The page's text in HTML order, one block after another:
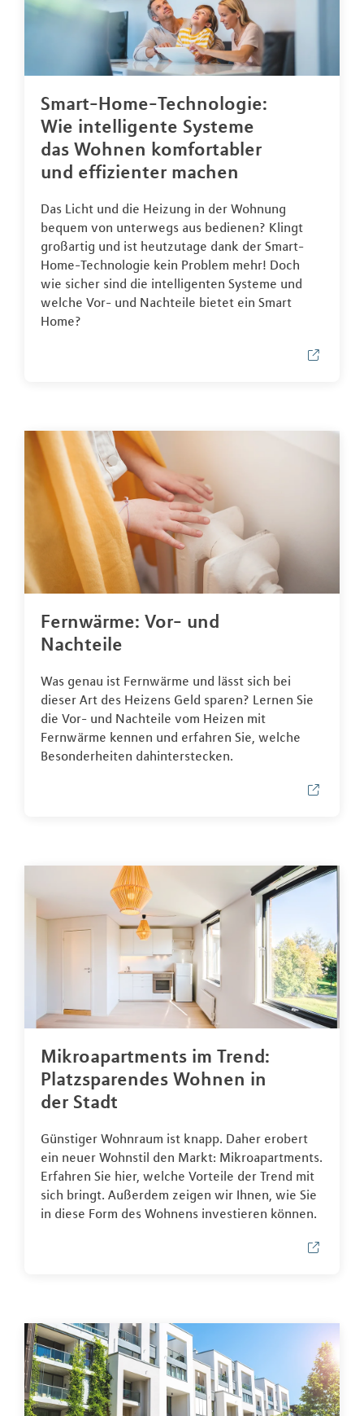
Smart-Home-Technologie:
Wie intelligente Systeme
das Wohnen komfortabler
und effizienter machen
Das Licht und die Heizung in der Wohnung
bequem von unterwegs aus bedienen? Klingt
großartig und ist heutzutage dank der Smart-
Home-Technologie kein Problem mehr! Doch
wie sicher sind die intelligenten Systeme und
welche Vor- und Nachteile bietet ein Smart
Home?
Fernwärme: Vor- und
Nachteile
Was genau ist Fernwärme und lässt sich bei
dieser Art des Heizens Geld sparen? Lernen Sie
die Vor- und Nachteile vom Heizen mit
Fernwärme kennen und erfahren Sie, welche
Besonderheiten dahinterstecken.
Mikroapartments im Trend:
Platzsparendes Wohnen in
der Stadt
Günstiger Wohnraum ist knapp. Daher erobert
ein neuer Wohnstil den Markt: Mikroapartments.
Erfahren Sie hier, welche Vorteile der Trend mit
sich bringt. Außerdem zeigen wir Ihnen, wie Sie
in diese Form des Wohnens investieren können.